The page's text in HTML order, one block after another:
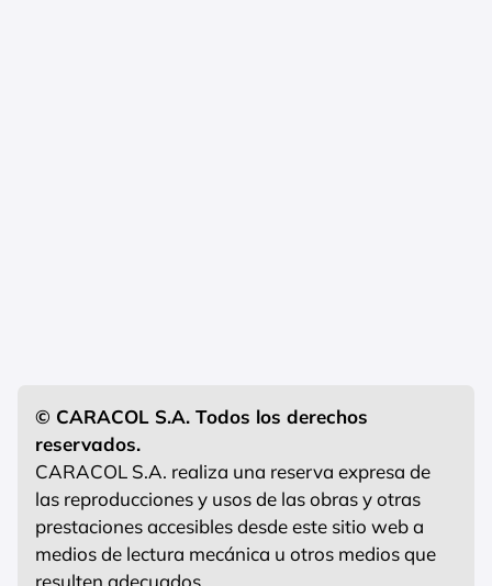
© CARACOL S.A. Todos los derechos
reservados.
CARACOL S.A. realiza una reserva expresa de
las reproducciones y usos de las obras y otras
prestaciones accesibles desde este sitio web a
medios de lectura mecánica u otros medios que
resulten adecuados.